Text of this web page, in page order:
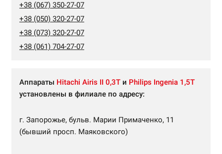
+38 (067) 350-27-07
+38 (050) 320-27-07
+38 (073) 320-27-07
+38 (061) 704-27-07
Аппараты Hitachi Airis II 0,3Т и Philips Ingenia 1,5Т
установлены в филиале по адресу:
г. Запорожье, бульв. Марии Примаченко, 11
(бывший просп. Маяковского)